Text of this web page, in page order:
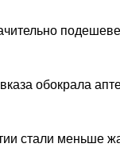
обокрала
стали меньше